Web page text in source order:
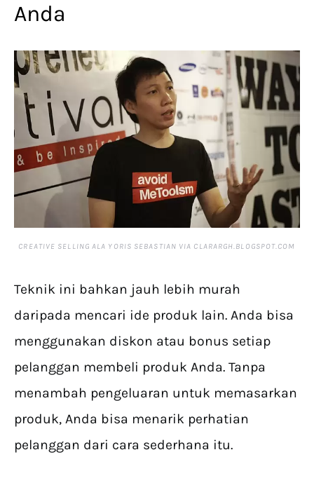
Anda
CREATIVE SELLING ALA YORIS SEBASTIAN VIA CLARARGH.BLOGSPOT.COM
Teknik ini bahkan jauh lebih murah
daripada mencari ide produk lain. Anda bisa
menggunakan diskon atau bonus setiap
pelanggan membeli produk Anda. Tanpa
menambah pengeluaran untuk memasarkan
produk, Anda bisa menarik perhatian
pelanggan dari cara sederhana itu.